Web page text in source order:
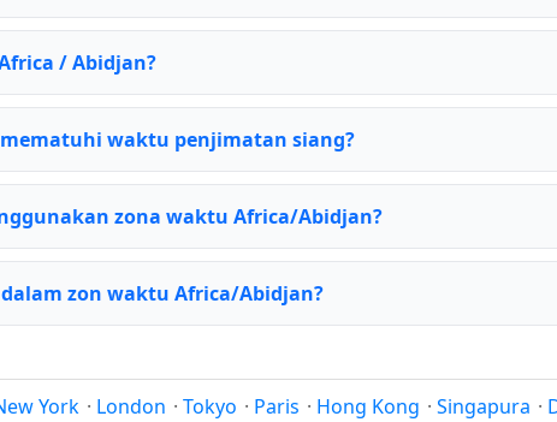
/ Abidjan?
waktu penjimatan siang?
zona waktu Africa/Abidjan?
zon waktu Africa/Abidjan?
York · London · Tokyo · Paris · Hong Kong · Singapura ·